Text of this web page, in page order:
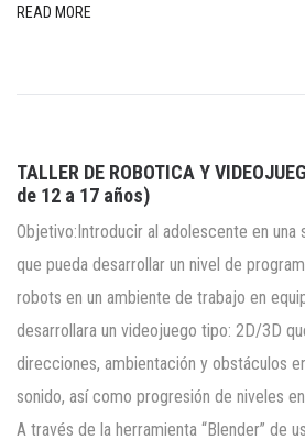
READ MORE
TALLER DE ROBOTICA Y
de 12 a 17 años)
Objetivo:Introducir al adolescente en
que pueda desarrollar un nivel de
robots en un ambiente de trabajo en
desarrollara un videojuego tipo: 2D/3D
direcciones, ambientación y obstáculos
sonido, así como progresión de niveles
A través de la herramienta “Blender” de